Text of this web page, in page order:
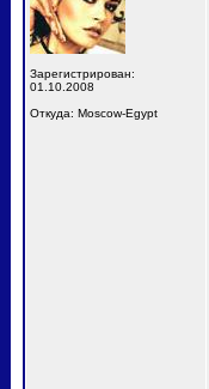
Зарегистрирован:
01.10.2008
Откуда: Moscow-Egypt